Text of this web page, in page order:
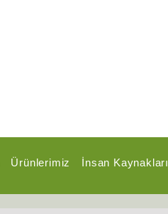
Ürünlerimiz İnsan Kaynakları